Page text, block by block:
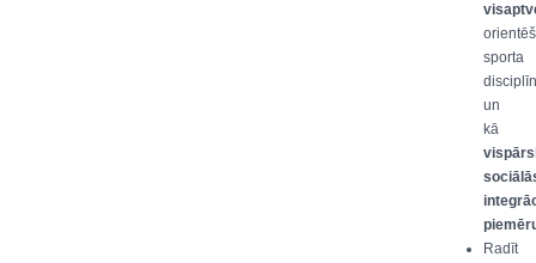
sporta
un
kā
Radīt